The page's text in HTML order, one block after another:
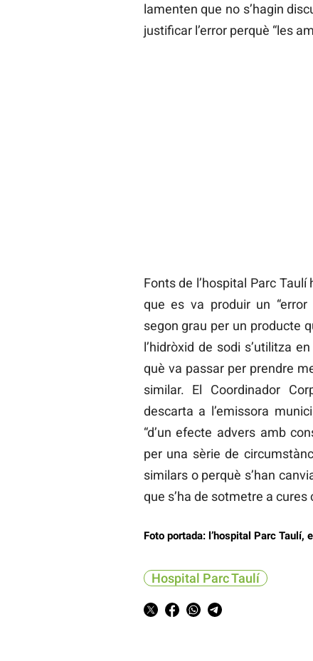
lamenten que no s’hagin
justificar l’error perquè “les
Fonts de l’hospital Parc
que es va produir un
segon grau per un producte
l’hidròxid de sodi s’utilitza
què va passar per prendre
similar. El Coordinador
descarta a l’emissora
“d’un efecte advers amb
per una sèrie de
similars o perquè s’han
que s’ha de sotmetre a cures
Foto portada: l’hospital Parc Taulí,
Hospital Parc Taulí